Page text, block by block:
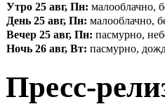
Утро 25 авг, Пн: малооблачно,
День 25 авг, Пн: малооблачно,
Вечер 25 авг, Пн: пасмурно,
Ночь 26 авг, Вт: пасмурно,
Пресс-